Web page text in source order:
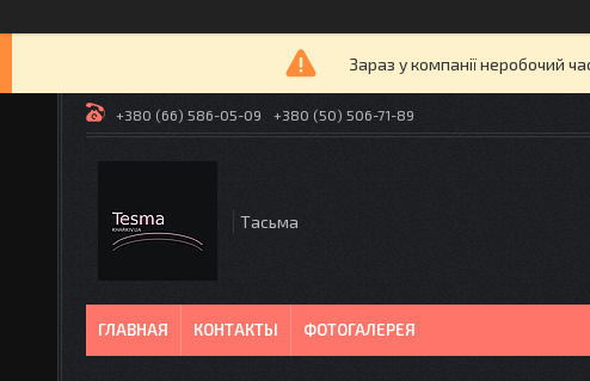
Зараз у компанії неробочий
+380 (66) 586-05-09 +380 (50) 506-71-89
Tасьма
ГЛАВНАЯ КОНТАКТЫ ФОТОГАЛЕРЕЯ